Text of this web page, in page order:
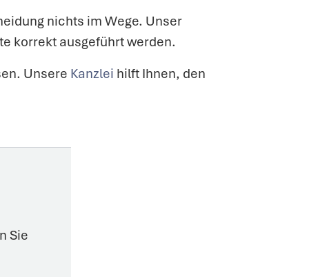
nichts im Wege. Unser
korrekt ausgeführt werden.
Unsere Kanzlei hilft Ihnen, den
Sie